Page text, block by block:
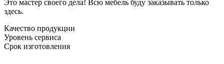
Это мастер своего дела! Всю мебель буду заказывать только
здесь.
Качество продукции
Уровень сервиса
Срок изготовления